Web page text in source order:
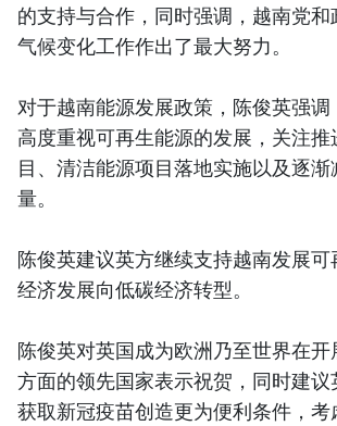
的支持与合作，同时强调，越南党
气候变化工作作出了最大努力。
对于越南能源发展政策，陈俊英强
高度重视可再生能源的发展，关注
目、清洁能源项目落地实施以及逐渐
量。
陈俊英建议英方继续支持越南发展
经济发展向低碳经济转型。
陈俊英对英国成为欧洲乃至世界在
方面的领先国家表示祝贺，同时建
获取新冠疫苗创造更为便利条件，